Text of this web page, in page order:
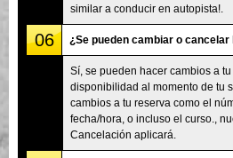
similar a conducir en autopista!.
06 ¿Se pueden cambiar o
Sí, se pueden hacer cambios a
disponibilidad al momento de tu
cambios a tu reserva como el
fecha/hora, o incluso el curso.,
Cancelación aplicará.